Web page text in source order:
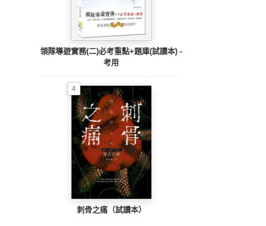
領隊導遊實務(二)必考重點+題庫(試讀本) -
考用
4
刺骨之痛（試讀本）